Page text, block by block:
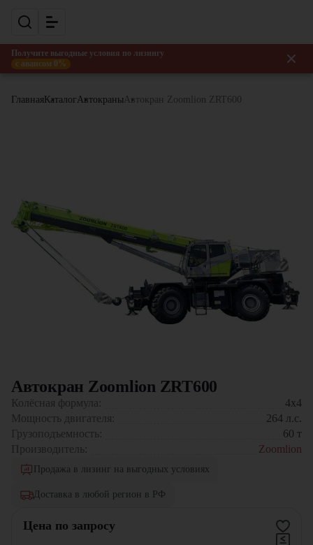
Получите выгодные условия по лизингу
с авансом 0%
Главная КаталогАвтокраныАвтокран Zoomlion ZRT600
Автокран Zoomlion ZRT600
Колёсная формула:
4x4
Мощность двигателя:
264 л.с.
Грузоподъемность:
60 т
Производитель:
Zoomlion
Продажа в лизинг на выгодных условиях
Доставка в любой регион в РФ
Цена по запросу